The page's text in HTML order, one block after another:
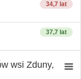
34,7 lat
37,7 lat
wsi Zduny,